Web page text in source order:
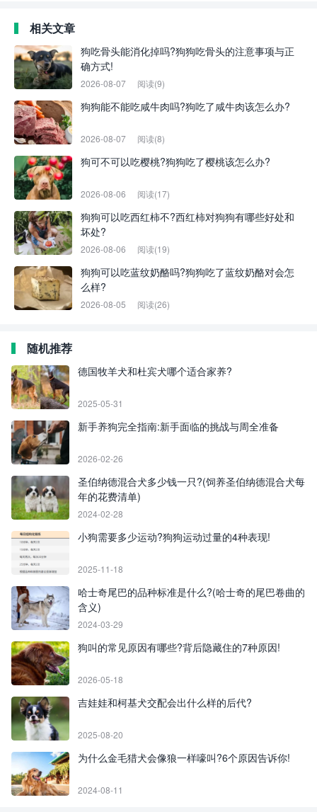
相关文章
狗吃骨头能消化掉吗?狗狗吃骨头的注意事项与正
确方式!
2026-08-07 阅读(9)
狗狗能不能吃咸牛肉吗?狗吃了咸牛肉该怎么办?
2026-08-07 阅读(8)
狗可不可以吃樱桃?狗狗吃了樱桃该怎么办?
2026-08-06 阅读(17)
狗狗可以吃西红柿不?西红柿对狗狗有哪些好处和
坏处?
2026-08-06 阅读(19)
狗狗可以吃蓝纹奶酪吗?狗狗吃了蓝纹奶酪对会怎
么样?
2026-08-05 阅读(26)
随机推荐
德国牧羊犬和杜宾犬哪个适合家养?
2025-05-31
新手养狗完全指南:新手面临的挑战与周全准备
2026-02-26
圣伯纳德混合犬多少钱一只?(饲养圣伯纳德混合犬每
年的花费清单)
2024-02-28
小狗需要多少运动?狗狗运动过量的4种表现!
2025-11-18
哈士奇尾巴的品种标准是什么?(哈士奇的尾巴卷曲的
含义)
2024-03-29
狗叫的常见原因有哪些?背后隐藏住的7种原因!
2026-05-18
吉娃娃和柯基犬交配会出什么样的后代?
2025-08-20
为什么金毛猎犬会像狼一样嚎叫?6个原因告诉你!
2024-08-11